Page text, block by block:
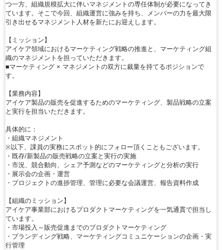
つ一方、組織規模拡大に伴いマネジメントの専任体制が必要になってき
ています。そこで今回、組織運営に強みを持ち、メンバーの力を最大限
引き出せるマネジメント人材を新たにお迎えします。
【ミッション】
アイケア領域におけるマーケティング戦略の推進と、マーケティング組
織のマネジメントを担っていただきます。
■マーケティング × マネジメントの双方に裁量を持てるポジションで
す。
【業務内容】
アイケア製品の販売を促進するためのマーケティング、製品戦略の立案
と実行を担当いただきます。
具体的に：
・組織マネジメント
※以下、課員の実務にスポット的にフォロー頂くこともございます。
・既存/新製品の販売戦略の立案と実行の実施
・市況、競合動向、シェア予測などのマーケティングと分析の実行
・展示会の企画・運営
・プロジェクトの進捗管理、管理に必要な会議運営、報告資料作成
【組織のミッション】
アイケア事業部におけるプロダクトマーケティングを一気通貫で担当し
ています。
・市場投入～販売促進までのプロダクトマーケティング
・ブランディング戦略、マーケティングコミュニケーションの企画・実
行管理